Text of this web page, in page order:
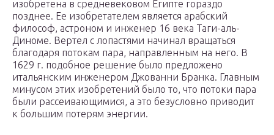
изобретена в средневековом Египте гораздо
позднее. Ее изобретателем является арабский
философ, астроном и инженер 16 века Таги-аль-
Диноме. Вертел с лопастями начинал вращаться
благодаря потокам пара, направленным на него. В
1629 г. подобное решение было предложено
итальянским инженером Джованни Бранка. Главным
минусом этих изобретений было то, что потоки пара
были рассеивающимися, а это безусловно приводит
к большим потерям энергии.